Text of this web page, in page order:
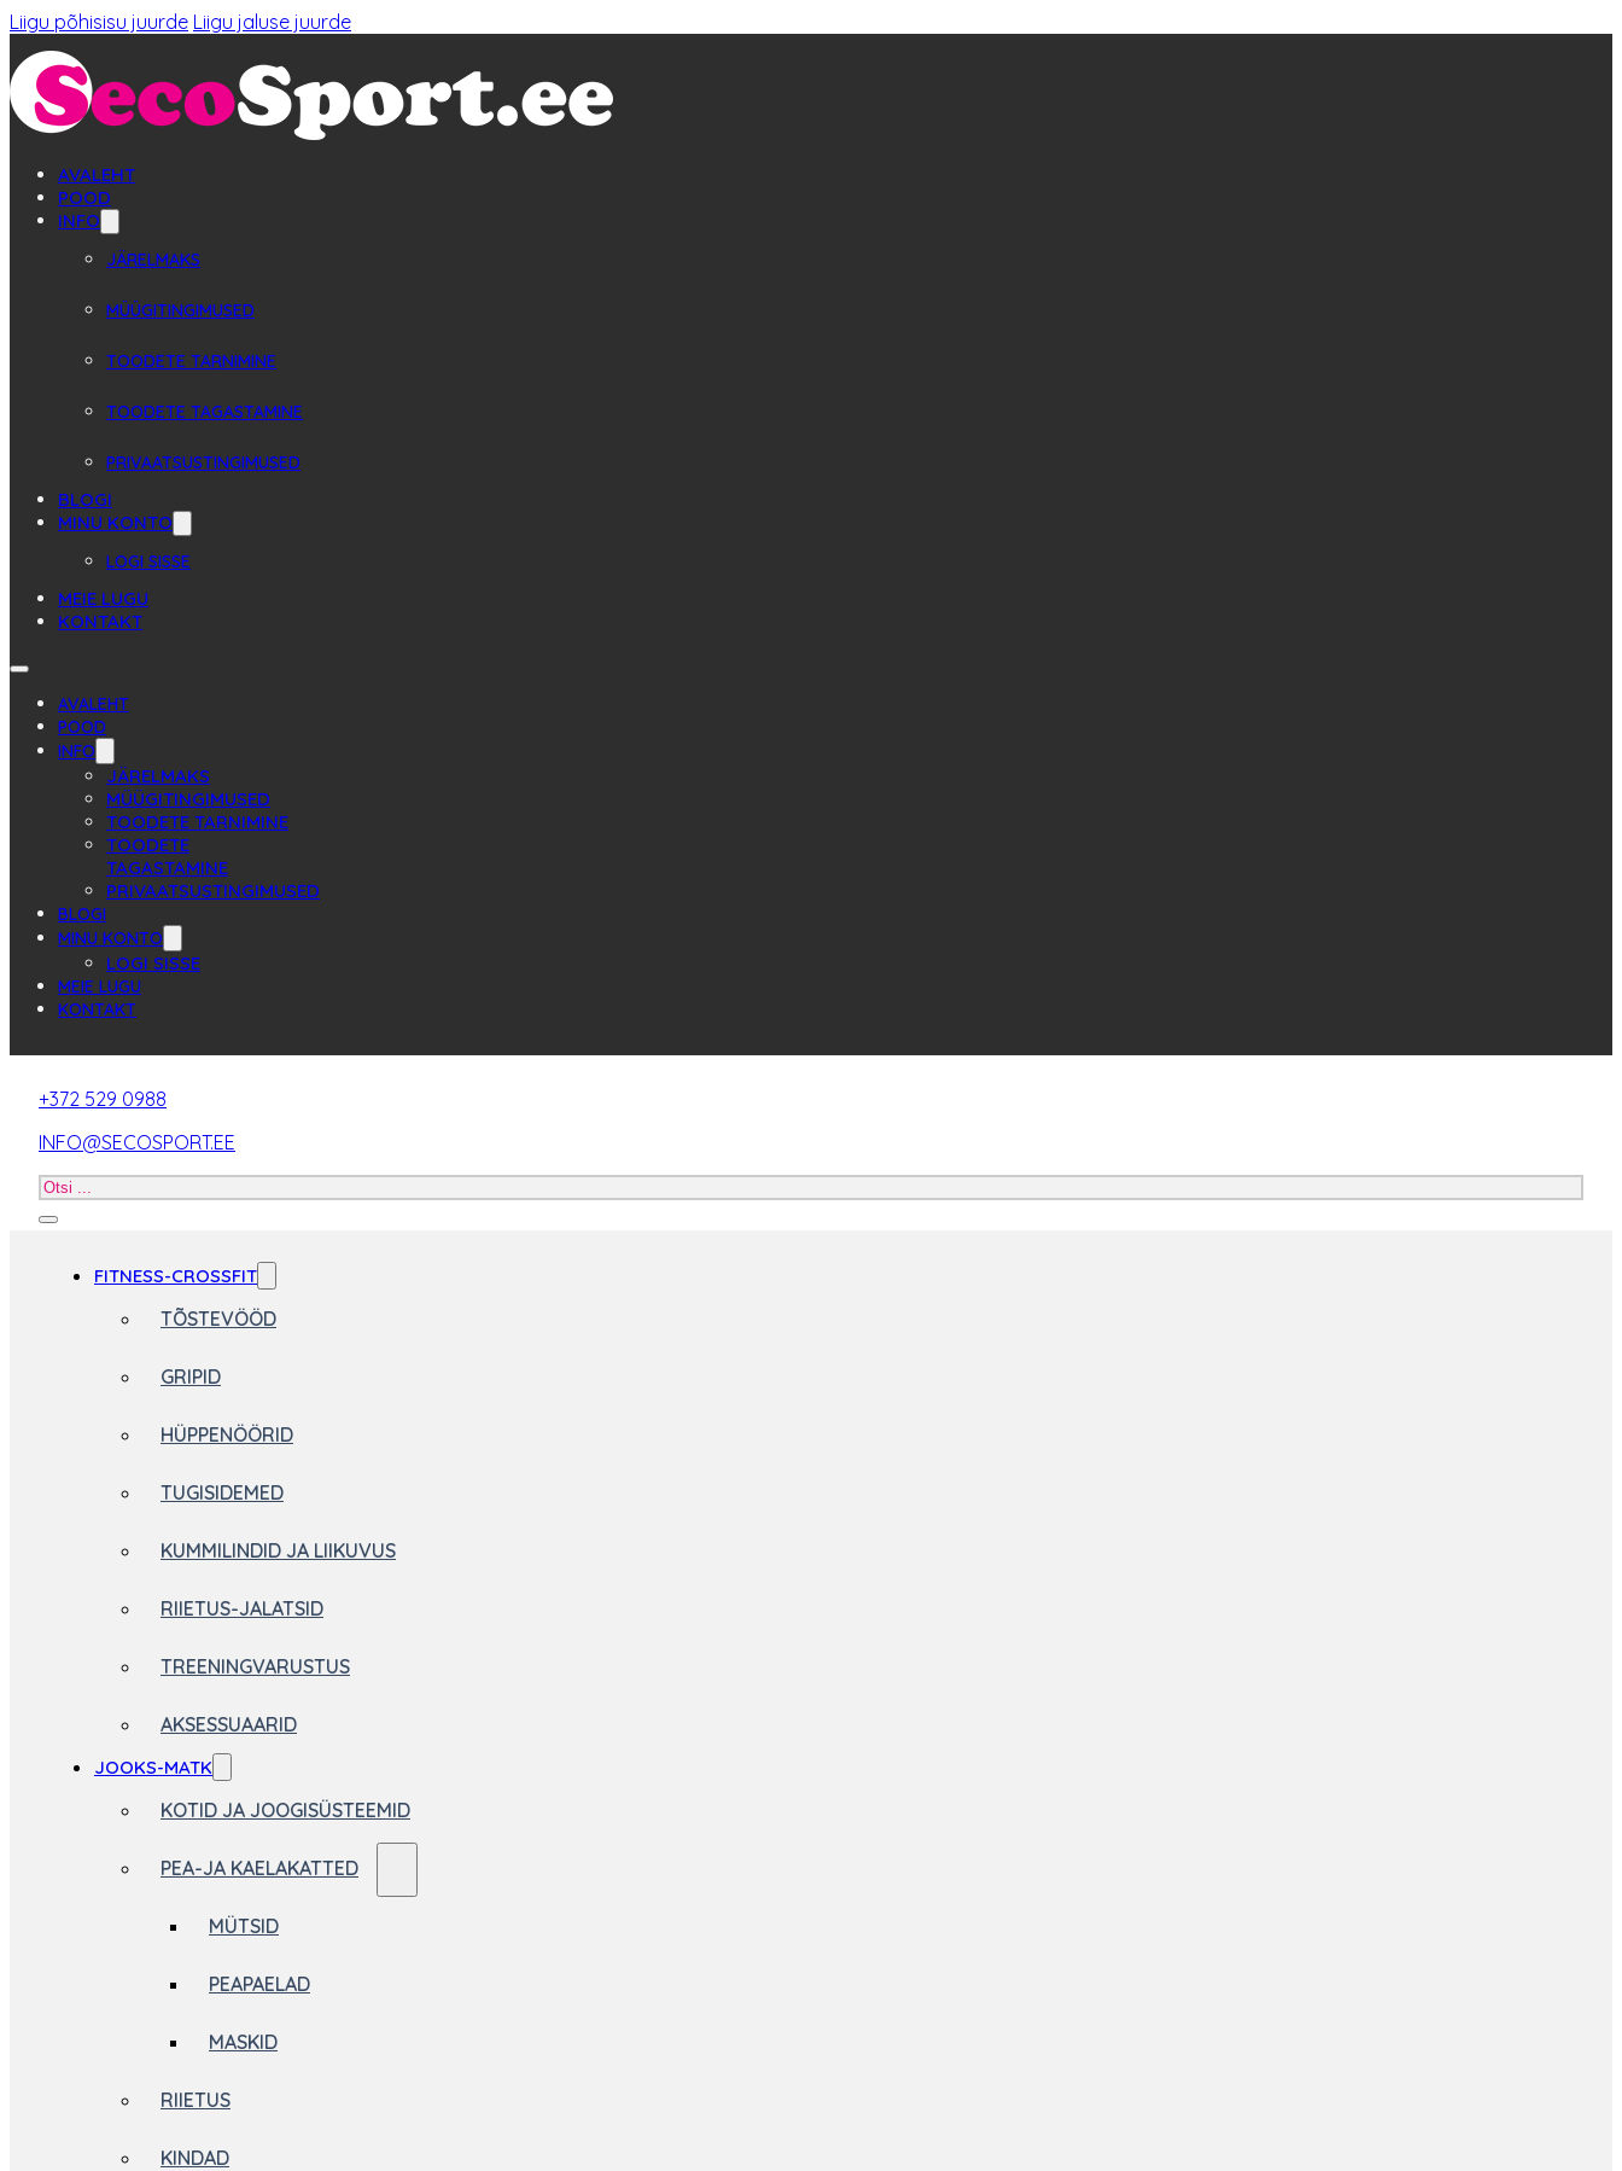
Liigu põhisisu juurde Liigu jaluse juurde
AVALEHT
POOD
INFO
JÄRELMAKS
MÜÜGITINGIMUSED
TOODETE TARNIMINE
TOODETE TAGASTAMINE
PRIVAATSUSTINGIMUSED
BLOGI
MINU KONTO
LOGI SISSE
MEIE LUGU
KONTAKT
AVALEHT
POOD
INFO
JÄRELMAKS
MÜÜGITINGIMUSED
TOODETE TARNIMINE
TOODETE
TAGASTAMINE
PRIVAATSUSTINGIMUSED
BLOGI
MINU KONTO
LOGI SISSE
MEIE LUGU
KONTAKT
+372 529 0988
INFO@SECOSPORT.EE
Otsi
FITNESS-CROSSFIT
TÕSTEVÖÖD
GRIPID
HÜPPENÖÖRID
TUGISIDEMED
KUMMILINDID JA LIIKUVUS
RIIETUS-JALATSID
TREENINGVARUSTUS
AKSESSUAARID
JOOKS-MATK
KOTID JA JOOGISÜSTEEMID
PEA-JA KAELAKATTED
MÜTSID
PEAPAELAD
MASKID
RIIETUS
KINDAD